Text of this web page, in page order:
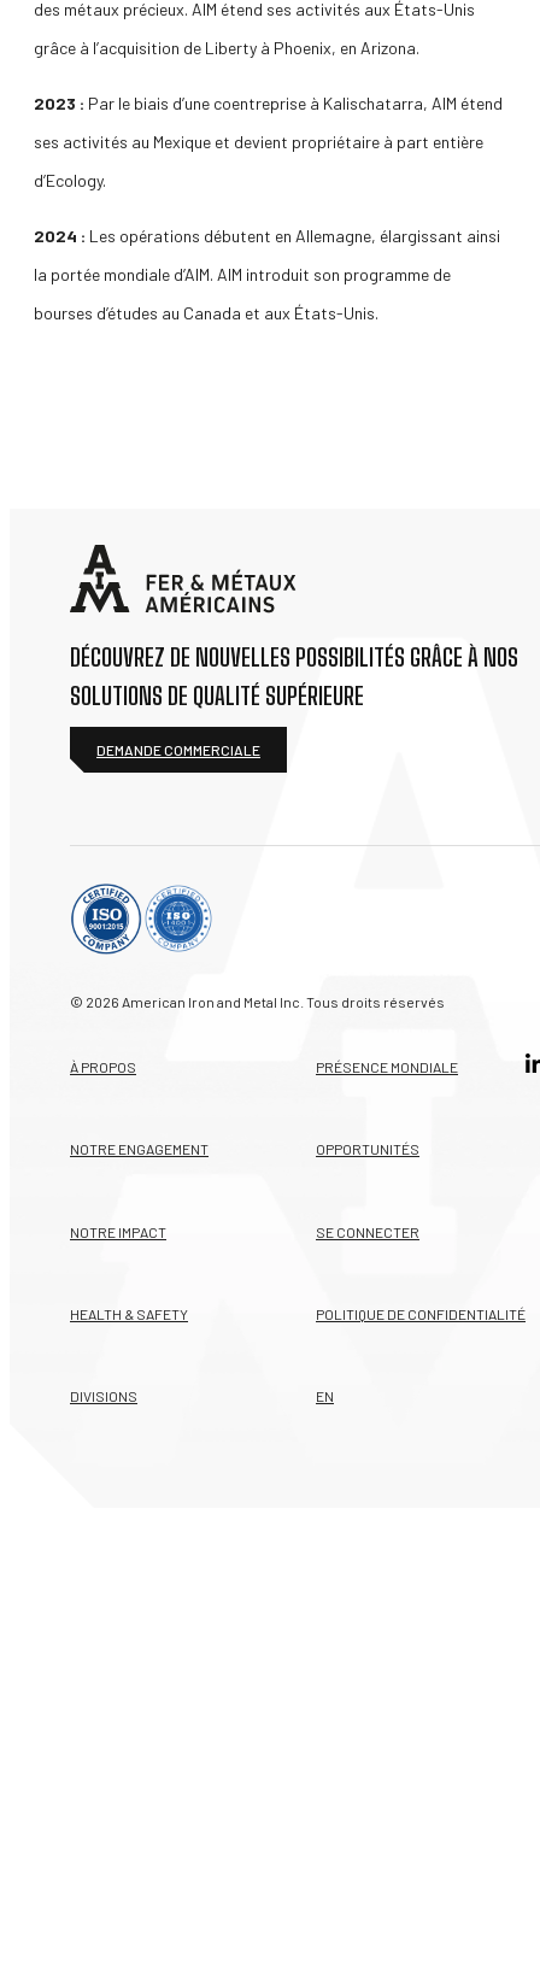
des métaux précieux. AIM étend ses activités aux États-Unis
grâce à l’acquisition de Liberty à Phoenix, en Arizona.
2023 : Par le biais d’une coentreprise à Kalischatarra, AIM étend
ses activités au Mexique et devient propriétaire à part entière
d’Ecology.
2024 : Les opérations débutent en Allemagne, élargissant ainsi
la portée mondiale d’AIM. AIM introduit son programme de
bourses d’études au Canada et aux États-Unis.
DÉCOUVREZ DE NOUVELLES POSSIBILITÉS GRÂCE À NOS
SOLUTIONS DE QUALITÉ SUPÉRIEURE
DEMANDE COMMERCIALE
© 2026 American Iron and Metal Inc. Tous droits réservés
À PROPOS
NOTRE ENGAGEMENT
NOTRE IMPACT
HEALTH & SAFETY
DIVISIONS
PRÉSENCE MONDIALE
OPPORTUNITÉS
SE CONNECTER
POLITIQUE DE CONFIDENTIALITÉ
EN